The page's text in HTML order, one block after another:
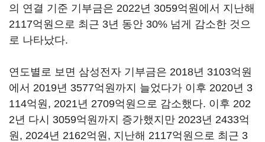
의 연결 기준 기부금은 2022년 3059억원에서 지난해
2117억원으로 최근 3년 동안 30% 넘게 감소한 것으
로 나타났다.
연도별로 보면 삼성전자 기부금은 2018년 3103억원
에서 2019년 3577억원까지 늘었다가 이후 2020년 3
114억원, 2021년 2709억원으로 감소했다. 이후 202
2년 다시 3059억원까지 증가했지만 2023년 2433억
원, 2024년 2162억원, 지난해 2117억원으로 최근 3